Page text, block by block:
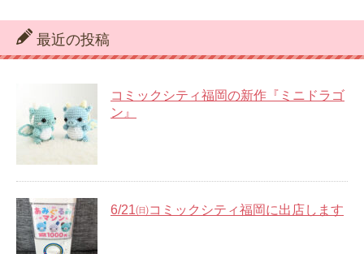
最近の投稿
コミックシティ福岡の新作『ミニドラゴ
ン』
6/21㈰コミックシティ福岡に出店します